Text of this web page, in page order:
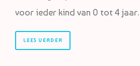
voor ieder kind van 0 tot 4
LEES VERDER